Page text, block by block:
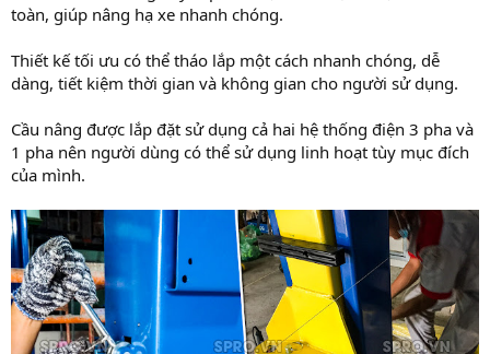
toàn, giúp nâng hạ xe nhanh chóng.
Thiết kế tối ưu có thể tháo lắp một cách nhanh chóng, dễ
dàng, tiết kiệm thời gian và không gian cho người sử dụng.
Cầu nâng được lắp đặt sử dụng cả hai hệ thống điện 3 pha và
1 pha nên người dùng có thể sử dụng linh hoạt tùy mục đích
của mình.